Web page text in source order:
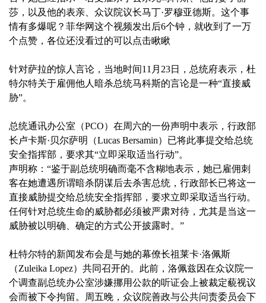
莎，以及他的表亲、众议院议长马丁·罗穆亚德斯。这个事
情有多爆呢？菲华网这个视频发出后6个钟，就收到了一万
个点赞，各位还没看过的可以点击瞅瞅
针对萨拉的惊人言论，当地时间11月23日，总统府表示，杜
特尔特关于雇佣他人暗杀总统马科斯的言论是一种“直接威
胁”。
总统通讯办公室（PCO）在周六的一份声明中表示，行政部
长卢卡斯·贝尔萨明（Lucas Bersamin）已将此事提交给总统
安全指挥部，要求其“立即采取适当行动”。
声明称：“鉴于副总统明确而毫不含糊地表示，她已雇佣刺
客在她遭遇所谓暗杀阴谋后去杀害总统，行政部长已将这一
直接威胁提交给总统安全指挥部，要求立即采取适当行动。
任何针对总统生命的威胁都必须被严肃对待，尤其是当这一
威胁被以明确、确定的方式公开披露时。”
杜特尔特的新闻发布会是与她的幕僚长祖莱卡·洛佩斯
（Zuleika Lopez）共同召开的。此前，洛佩兹因在众议院一
个调查副总统办公室涉嫌挪用公款的听证会上被裁定藐视议
会而被下令拘留。周五晚，众议院善政与公共问责委员会下